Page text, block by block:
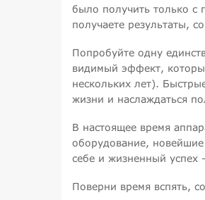
было получить только с
получаете результаты,
Попробуйте одну
видимый эффект,
нескольких лет).
жизни и наслаждаться
В настоящее время
оборудование, новейшие
себе и жизненный
Поверни время вспять,